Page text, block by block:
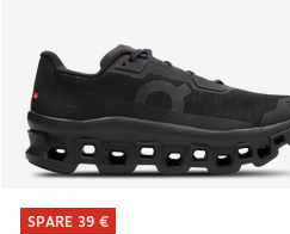
SPARE 39 €
SPARE 39 €